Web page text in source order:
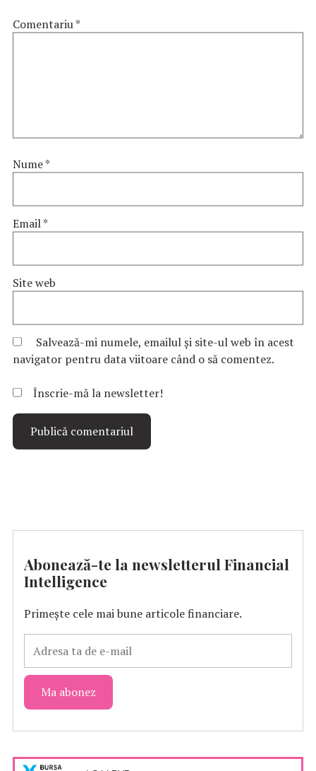
Comentariu*
Nume*
Email*
Site web
Salvează-mi numele, emailul și site-ul web în acest
navigator pentru data viitoare când o să comentez.
Înscrie-mă la newsletter!
Abonează-te la newsletterul Financial
Intelligence
Primește cele mai bune articole financiare.